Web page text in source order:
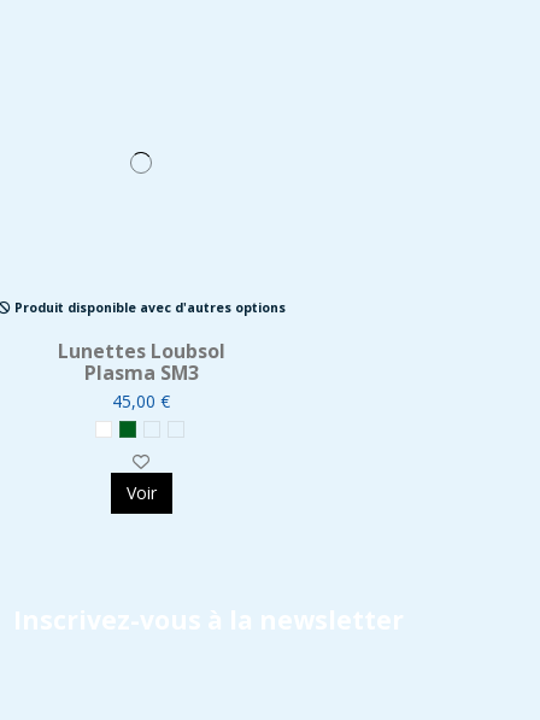
Produit disponible avec d'autres options
Lunettes Loubsol
Plasma SM3
45,00 €
Voir
Inscrivez-vous à la newsletter